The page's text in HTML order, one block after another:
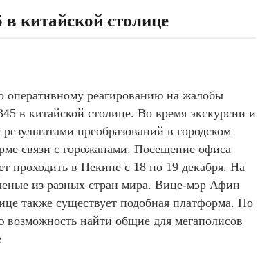
китайской столице
оперативному реагированию на жалобы
в китайской столице. Во время экскурсии и
преобразований в городском
связи с горожанами. Посещение офиса
проходить в Пекине с 18 по 19 декабря. На
из разных стран мира. Вице-мэр Афин
также существует подобная платформа. По
найти общие для мегаполисов